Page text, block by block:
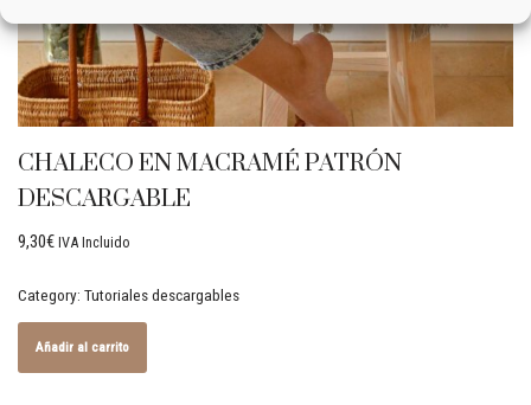
CHALECO EN MACRAMÉ PATRÓN
DESCARGABLE
9,30€ IVA Incluido
Category: Tutoriales descargables
Añadir al carrito